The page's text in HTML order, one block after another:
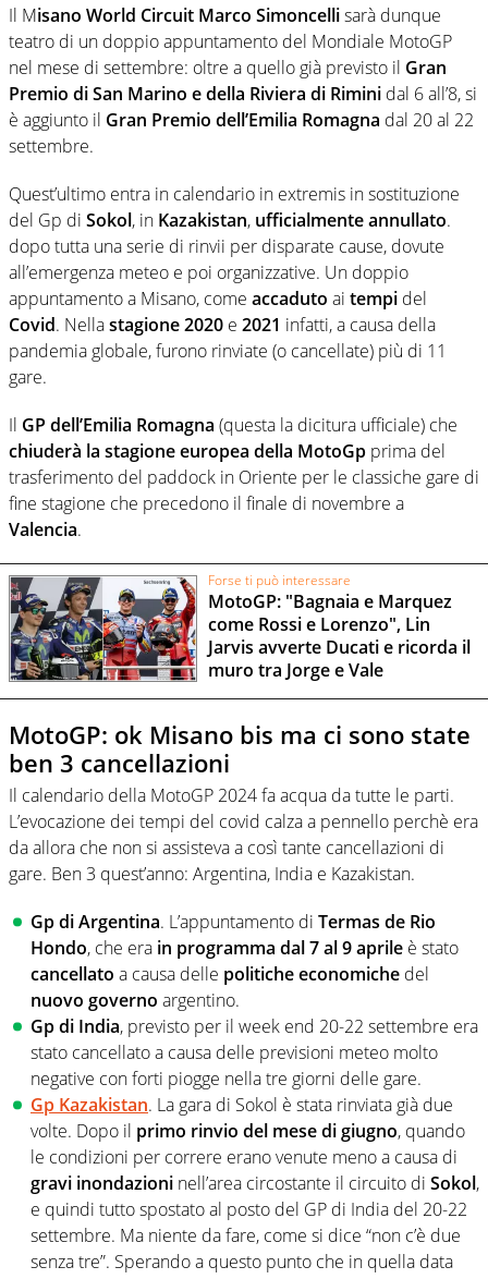
Il Misano World Circuit Marco Simoncellisarà dunque
teatro di un doppio appuntamento del Mondiale MotoGP
nel mese di settembre: oltre a quello già previsto il Gran
Premio di San Marino e della Riviera di Rimini dal 6 all’8, si
è aggiunto il Gran Premio dell’Emilia Romagna dal 20 al 22
settembre.
Quest’ultimo entra in calendario in extremis in sostituzione
del Gp di Sokol, in Kazakistan, ufficialmente annullato.
dopo tutta una serie di rinvii per disparate cause, dovute
all’emergenza meteo e poi organizzative. Un doppio
appuntamento a Misano, come accaduto ai tempi del
Covid. Nellastagione 2020 e 2021 infatti, a causa della
pandemia globale, furono rinviate (o cancellate) più di 11
gare.
Il GP dell’Emilia Romagna (questa la dicitura ufficiale) che
chiuderà la stagione europea della MotoGp prima del
trasferimento del paddock in Oriente per le classiche gare di
fine stagione che precedono il finale di novembre a
Valencia.
Forse ti può interessare
MotoGP: "Bagnaia e Marquez
come Rossi e Lorenzo", Lin
Jarvis avverte Ducati e ricorda il
muro tra Jorge e Vale
MotoGP: ok Misano bis ma ci sono state
ben 3 cancellazioni
Il calendario della MotoGP 2024 fa acqua da tutte le parti.
L’evocazione dei tempi del covid calza a pennello perchè era
da allora che non si assisteva a così tante cancellazioni di
gare. Ben 3 quest’anno: Argentina, India e Kazakistan.
Gp di Argentina. L’appuntamento di Termas de Rio
Hondo, che era in programma dal 7 al 9 aprile è stato
cancellato a causa delle politiche economiche del
nuovo governo argentino.
Gp di India, previsto per il week end 20-22 settembre era
stato cancellato a causa delle previsioni meteo molto
negative con forti piogge nella tre giorni delle gare.
Gp Kazakistan. La gara di Sokol è stata rinviata già due
volte. Dopo il primo rinvio del mese di giugno, quando
le condizioni per correre erano venute meno a causa di
gravi inondazioni nell’area circostante il circuito di Sokol,
e quindi tutto spostato al posto del GP di India del 20-22
settembre. Ma niente da fare, come si dice “non c’è due
senza tre”. Sperando a questo punto che in quella data